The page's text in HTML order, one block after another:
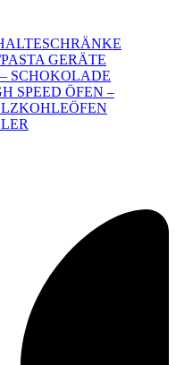
GERÄTE
SCHOKOLADE
SPEED ÖFEN –